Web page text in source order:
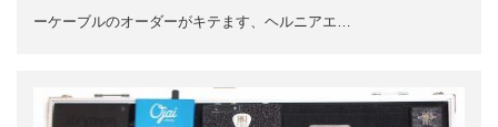
ーケーブルのオーダーがキテます、ヘルニアエ…